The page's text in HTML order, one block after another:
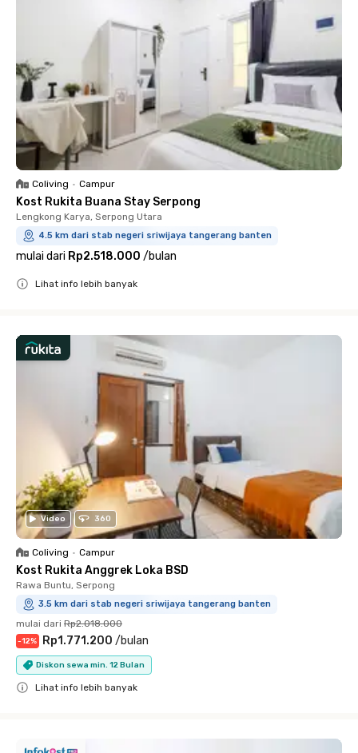
Coliving • Campur
Kost Rukita Buana Stay Serpong
Lengkong Karya, Serpong Utara
4.5 km dari stab negeri sriwijaya tangerang banten
mulai dari Rp2.518.000 /bulan
Lihat info lebih banyak
Video 360
Coliving • Campur
Kost Rukita Anggrek Loka BSD
Rawa Buntu, Serpong
3.5 km dari stab negeri sriwijaya tangerang banten
mulai dari Rp2.018.000
-12% Rp1.771.200 /bulan
Diskon sewa min. 12 Bulan
Lihat info lebih banyak